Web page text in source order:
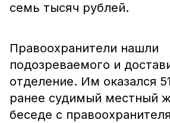
семь тысяч рублей.
Правоохранители нашли
подозреваемого и
отделение. Им оказался
ранее судимый местный
беседе с